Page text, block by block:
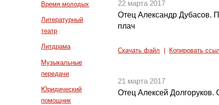
Время молодых
Литературный
театр
Литдрама
Музыкальные
передачи
Юридический
помощник
22 марта 2017
Отец Александр Дубасов.
плач
Скачать файл Копировать
21 марта 2017
Отец Алексей Долгоруков.